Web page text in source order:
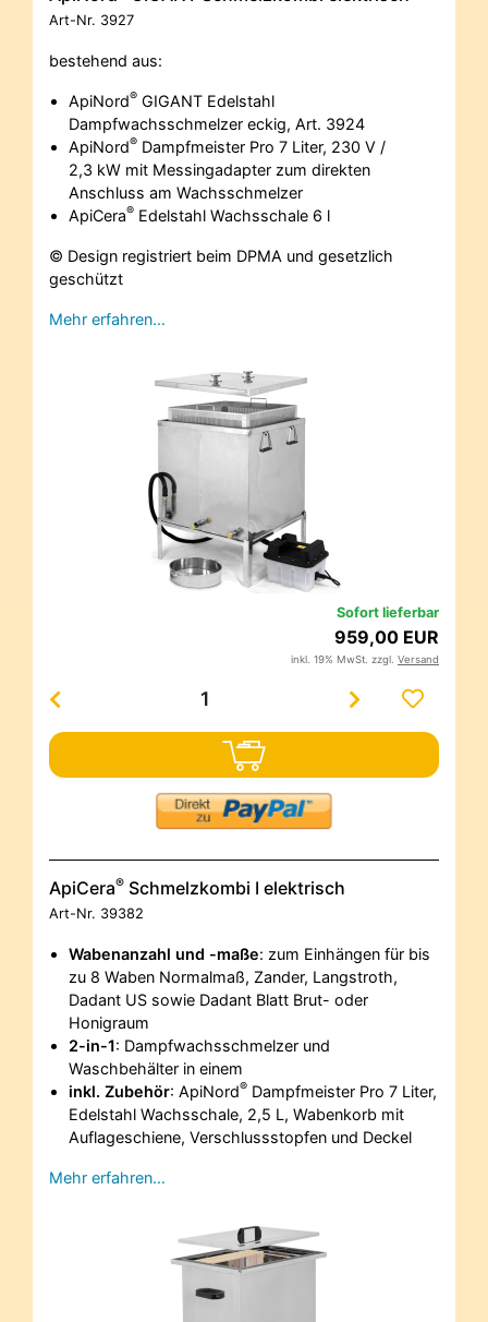
Art-Nr. 3927
bestehend aus:
ApiNord®GIGANT Edelstahl
Dampfwachsschmelzer eckig, Art. 3924
ApiNord®Dampfmeister Pro 7 Liter, 230 V /
2,3 kW mit Messingadapter zum direkten
Anschluss am Wachsschmelzer
ApiCera®Edelstahl Wachsschale 6 l
© Design registriert beim DPMA und gesetzlich
geschützt
Mehr erfahren…
Sofort lieferbar
959,00 EUR
inkl. 19% MwSt. zzgl. Versand
ApiCera® Schmelzkombi I elektrisch
Art-Nr. 39382
Wabenanzahl und -maße: zum Einhängen für bis
zu 8 Waben Normalmaß, Zander, Langstroth,
Dadant US sowie Dadant Blatt Brut- oder
Honigraum
2-in-1: Dampfwachsschmelzer und
Waschbehälter in einem
inkl. Zubehör: ApiNord®Dampfmeister Pro 7 Liter,
Edelstahl Wachsschale, 2,5 L, Wabenkorb mit
Auflageschiene, Verschlussstopfen und Deckel
Mehr erfahren…